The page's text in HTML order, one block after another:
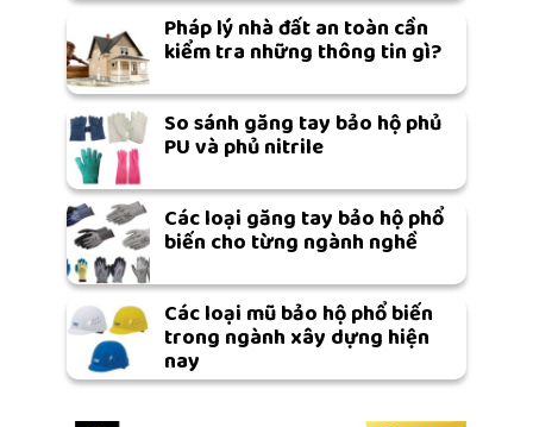
Pháp lý nhà đất an toàn cần
kiểm tra những thông tin gì?
So sánh găng tay bảo hộ phủ
PU và phủ nitrile
Các loại găng tay bảo hộ phổ
biến cho từng ngành nghề
Các loại mũ bảo hộ phổ biến
trong ngành xây dựng hiện
nay